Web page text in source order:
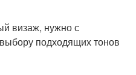
визаж, нужно с
подходящих тонов